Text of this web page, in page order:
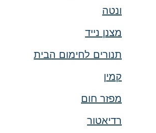
ונטה
מצנן נייד
תנורים לחימום הבית
קמין
מפזר חום
רדיאטור